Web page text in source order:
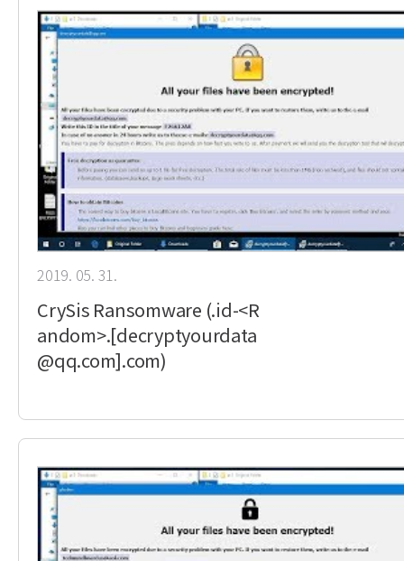
2019. 05. 31.
CrySis Ransomware (.id-<R
andom>.[decryptyourdata
@qq.com].com)